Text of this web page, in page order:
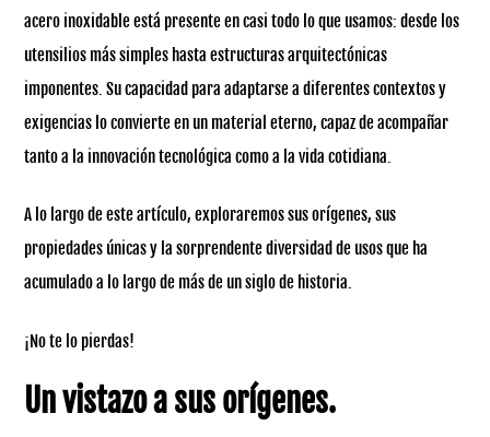
acero inoxidable está presente en casi todo lo que usamos: desde los
utensilios más simples hasta estructuras arquitectónicas
imponentes. Su capacidad para adaptarse a diferentes contextos y
exigencias lo convierte en un material eterno, capaz de acompañar
tanto a la innovación tecnológica como a la vida cotidiana.
A lo largo de este artículo, exploraremos sus orígenes, sus
propiedades únicas y la sorprendente diversidad de usos que ha
acumulado a lo largo de más de un siglo de historia.
¡No te lo pierdas!
Un vistazo a sus orígenes.